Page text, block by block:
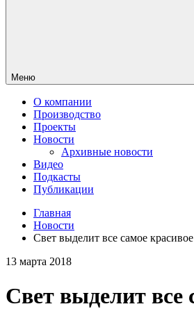
Меню
О компании
Производство
Проекты
Новости
Архивные новости
Видео
Подкасты
Публикации
Главная
Новости
Свет выделит все самое красивое
13 марта 2018
Свет выделит все